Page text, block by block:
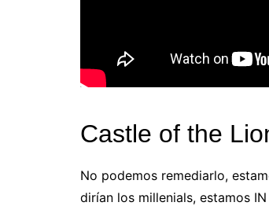
Castle of the
No podemos remediarlo,
dirían los millenials, estamos